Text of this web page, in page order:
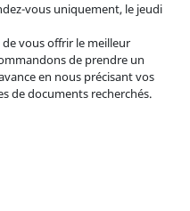
vous uniquement, le jeudi
vous offrir le meilleur
de prendre un
en nous précisant vos
de documents recherchés.